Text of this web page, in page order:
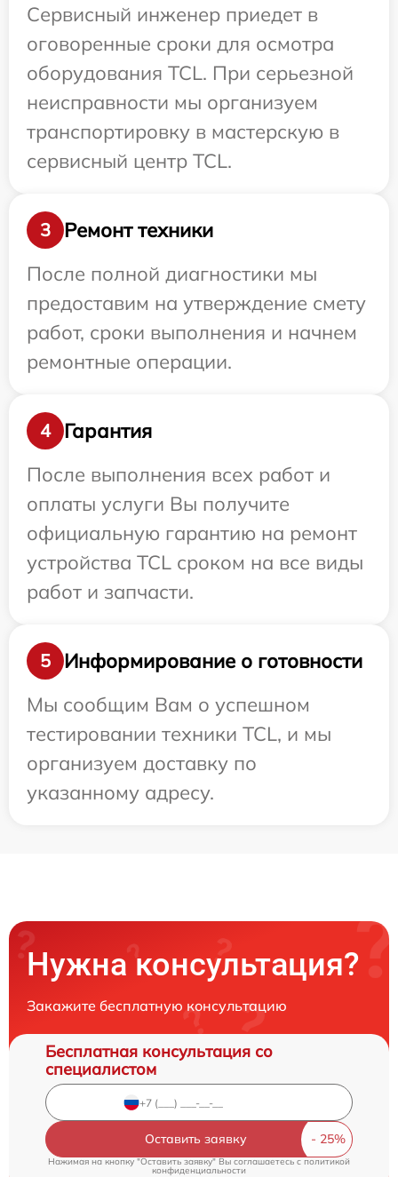
Сервисный инженер приедет в
оговоренные сроки для осмотра
оборудования TCL. При серьезной
неисправности мы организуем
транспортировку в мастерскую в
сервисный центр TCL.
3
Ремонт техники
После полной диагностики мы
предоставим на утверждение смету
работ, сроки выполнения и начнем
ремонтные операции.
4
Гарантия
После выполнения всех работ и
оплаты услуги Вы получите
официальную гарантию на ремонт
устройства TCL сроком на все виды
работ и запчасти.
5
Информирование о готовности
Мы сообщим Вам о успешном
тестировании техники TCL, и мы
организуем доставку по
указанному адресу.
Нужна консультация?
Закажите бесплатную консультацию
Бесплатная консультация со
специалистом
Оставить заявку
Нажимая на кнопку "Оставить заявку" Вы соглашаетесь cполитикой
конфиденциальности